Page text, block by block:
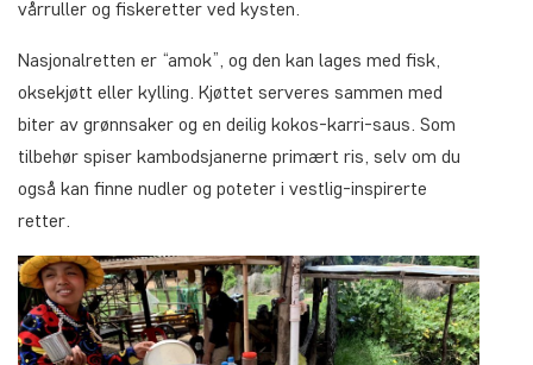
vårruller og fiskeretter ved kysten.
Nasjonalretten er “amok”, og den kan lages med fisk,
oksekjøtt eller kylling. Kjøttet serveres sammen med
biter av grønnsaker og en deilig kokos-karri-saus. Som
tilbehør spiser kambodsjanerne primært ris, selv om du
også kan finne nudler og poteter i vestlig-inspirerte
retter.